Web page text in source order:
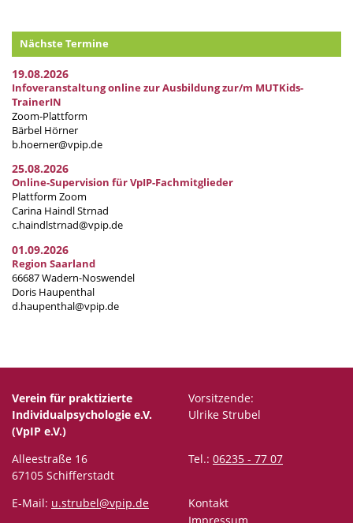
Nächste Termine
19.08.2026
Infoveranstaltung online zur Ausbildung zur/m MUTKids-
TrainerIN
Zoom-Plattform
Bärbel Hörner
b.hoerner@vpip.de
25.08.2026
Online-Supervision für VpIP-Fachmitglieder
Plattform Zoom
Carina Haindl Strnad
c.haindlstrnad@vpip.de
01.09.2026
Region Saarland
66687 Wadern-Noswendel
Doris Haupenthal
d.haupenthal@vpip.de
Verein für praktizierte
Individualpsychologie e.V.
(VpIP e.V.)
Vorsitzende:
Ulrike Strubel
Alleestraße 16
67105 Schifferstadt
Tel.: 06235 - 77 07
E-Mail: u.strubel@vpip.de
Kontakt